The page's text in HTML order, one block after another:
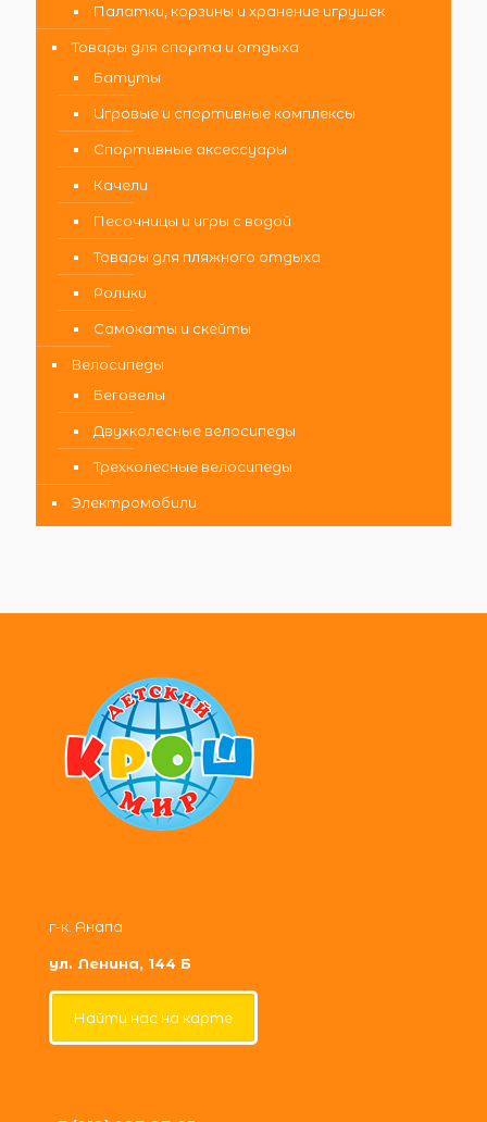
Палатки, корзины и хранение игрушек
Товары для спорта и отдыха
Батуты
Игровые и спортивные комплексы
Спортивные аксессуары
Качели
Песочницы и игры с водой
Товары для пляжного отдыха
Ролики
Самокаты и скейты
Велосипеды
Беговелы
Двухколесные велосипеды
Трехколесные велосипеды
Электромобили
г-к. Анапа
ул. Ленина, 144 Б
Найти нас на карте